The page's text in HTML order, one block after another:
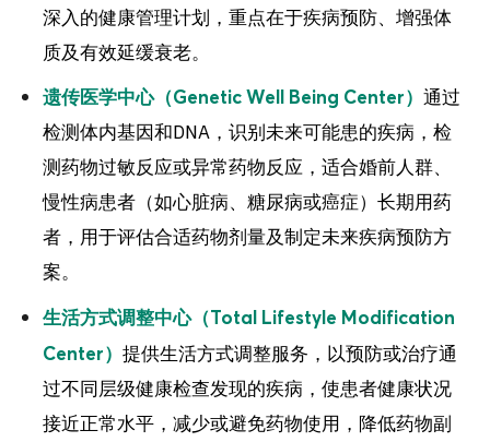
深入的健康管理计划，重点在于疾病预防、增强体
质及有效延缓衰老。
遗传医学中心（Genetic Well Being Center）通过
检测体内基因和DNA，识别未来可能患的疾病，检
测药物过敏反应或异常药物反应，适合婚前人群、
慢性病患者（如心脏病、糖尿病或癌症）长期用药
者，用于评估合适药物剂量及制定未来疾病预防方
案。
生活方式调整中心（Total Lifestyle Modification
Center）提供生活方式调整服务，以预防或治疗通
过不同层级健康检查发现的疾病，使患者健康状况
接近正常水平，减少或避免药物使用，降低药物副